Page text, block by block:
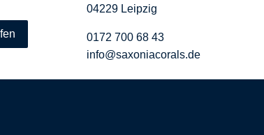
04229 Leipzig
0172 700 68 43
info@saxoniacorals.de